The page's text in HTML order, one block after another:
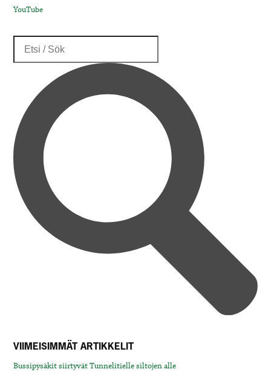
YouTube
VIIMEISIMMÄT ARTIKKELIT
Bussipysäkit siirtyvät Tunnelitielle siltojen alle